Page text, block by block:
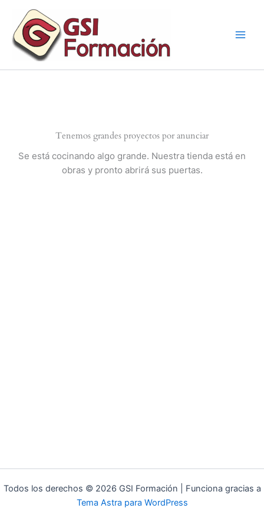
contenido
Tenemos grandes proyectos por anunciar
Se está cocinando algo grande. Nuestra tienda está en
obras y pronto abrirá sus puertas.
Todos los derechos © 2026 GSI Formación | Funciona gracias a
Tema Astra para WordPress